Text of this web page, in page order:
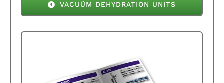
VACUÜM DEHYDRATION UNITS